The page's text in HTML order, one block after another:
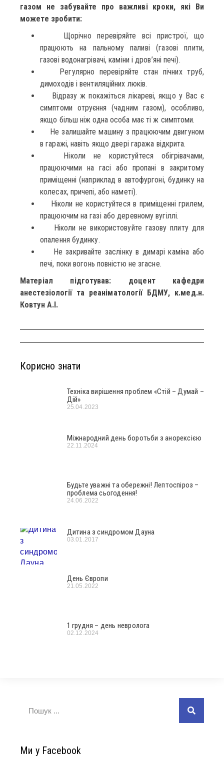
газом не забувайте про важливі кроки, які Ви
можете зробити:
Щорічно перевіряйте всі пристрої, що
працюють на пальному паливі (газові плити,
газові водонагрівачі, каміни і дров’яні печі).
Регулярно перевіряйте стан пічних труб,
димоходів і вентиляційних люків.
Відразу ж покажіться лікареві, якщо у Вас є
симптоми отруєння (чадним газом), особливо,
якщо більш ніж одна особа має ті ж симптоми.
Не залишайте машину з працюючим двигуном
в гаражі, навіть якщо двері гаража відкрита.
Ніколи не користуйтеся обігрівачами,
працюючими на гасі або пропані в закритому
приміщенні (наприклад в автофургоні, будинку на
колесах, причепі, або наметі).
Ніколи не користуйтеся в приміщенні грилем,
працюючим на газі або деревному вугіллі.
Ніколи не використовуйте газову плиту для
опалення будинку.
Не закривайте заслінку в димарі каміна або
печі, поки вогонь повністю не згасне.
Матеріал підготував: доцент кафедри
анестезіології та реаніматології БДМУ, к.мед.н.
Ковтун А.І.
Корисно знати
Техніка вирішення проблем «Стій – Думай –
Дій»
25.04.2023
Міжнародний день боротьби з анорексією
22.11.2024
Будьте уважні та обережні! Лептоспіроз –
проблема сьогодення!
24.06.2022
Дитина з синдромом Дауна
03.01.2017
День Європи
21.05.2022
1 грудня – день невролога
02.12.2024
Ми у Facebook